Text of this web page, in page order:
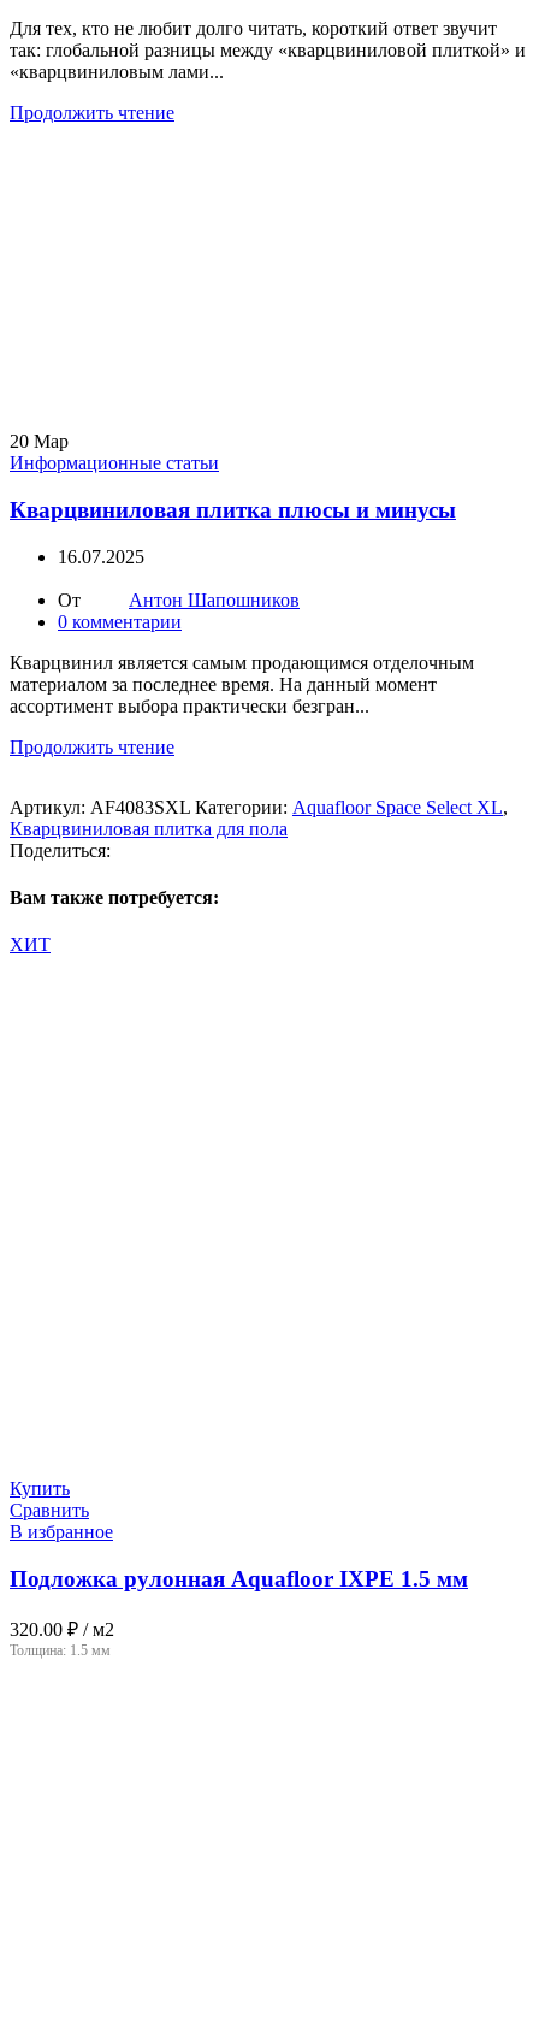
Для тех, кто не любит долго читать, короткий ответ звучит
так: глобальной разницы между «кварцвиниловой плиткой» и
«кварцвиниловым лами...
Продолжить чтение
20 Мар
Информационные статьи
Кварцвиниловая плитка плюсы и минусы
16.07.2025
От
Антон Шапошников
0 комментарии
Кварцвинил является самым продающимся отделочным
материалом за последнее время. На данный момент
ассортимент выбора практически безгран...
Продолжить чтение
Артикул: AF4083SXL Категории: Aquafloor Space Select XL,
Кварцвиниловая плитка для пола
Поделиться:
Вам также потребуется:
ХИТ
Купить
Сравнить
В избранное
Подложка рулонная Aquafloor IXPE 1.5 мм
320.00 ₽ / м2
Толщина: 1.5 мм